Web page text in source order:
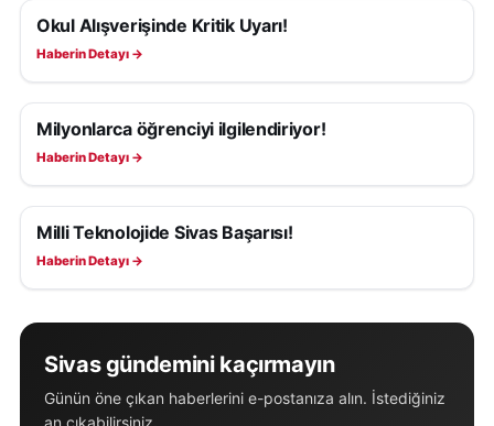
EĞITIM
Okul Alışverişinde Kritik Uyarı!
Haberin Detayı →
EĞITIM
Milyonlarca öğrenciyi ilgilendiriyor!
Haberin Detayı →
EĞITIM
Milli Teknolojide Sivas Başarısı!
Haberin Detayı →
Sivas gündemini kaçırmayın
Günün öne çıkan haberlerini e-postanıza alın. İstediğiniz
an çıkabilirsiniz.